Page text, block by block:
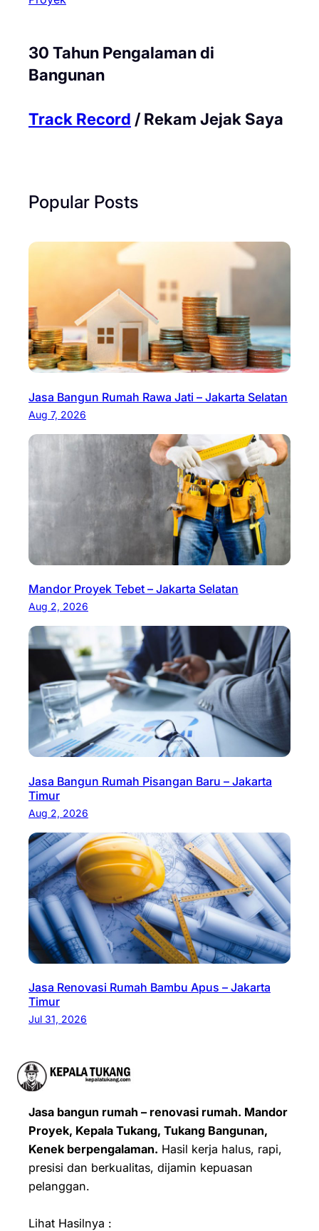
30 Tahun Pengalaman di
Bangunan
Track Record / Rekam Jejak Saya
Popular Posts
Jasa Bangun Rumah Rawa Jati – Jakarta Selatan
Aug 7, 2026
Mandor Proyek Tebet – Jakarta Selatan
Aug 2, 2026
Jasa Bangun Rumah Pisangan Baru – Jakarta
Timur
Aug 2, 2026
Jasa Renovasi Rumah Bambu Apus – Jakarta
Timur
Jul 31, 2026
Jasa bangun rumah – renovasi rumah. Mandor
Proyek, Kepala Tukang, Tukang Bangunan,
Kenek berpengalaman. Hasil kerja halus, rapi,
presisi dan berkualitas, dijamin kepuasan
pelanggan.
Lihat Hasilnya :